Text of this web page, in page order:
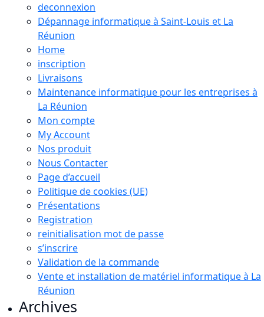
deconnexion
Dépannage informatique à Saint-Louis et La
Réunion
Home
inscription
Livraisons
Maintenance informatique pour les entreprises à
La Réunion
Mon compte
My Account
Nos produit
Nous Contacter
Page d’accueil
Politique de cookies (UE)
Présentations
Registration
reinitialisation mot de passe
s’inscrire
Validation de la commande
Vente et installation de matériel informatique à La
Réunion
Archives